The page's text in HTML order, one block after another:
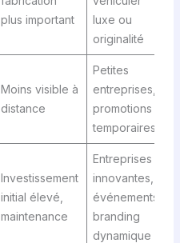
plus important
luxe ou
originalité
Moins visible à
distance
Petites
entreprises,
promotions
temporaires
Investissement
initial élevé,
maintenance
Entreprises
innovantes,
événements,
branding
dynamique